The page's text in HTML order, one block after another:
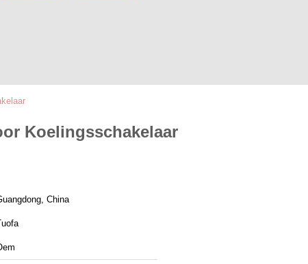
Koelingsschakelaar
China